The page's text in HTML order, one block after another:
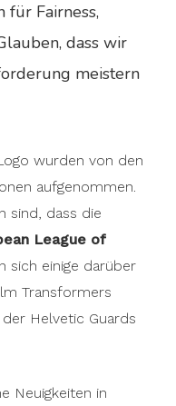
für Fairness,
dass wir
meistern
wurden von den
aufgenommen.
sind, dass die
League of
einige darüber
Transformers
Helvetic Guards
Neuigkeiten in